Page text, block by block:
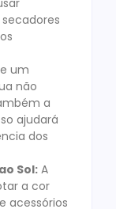
um
não
a
ajudará
dos
Sol:A
a cor
acessórios